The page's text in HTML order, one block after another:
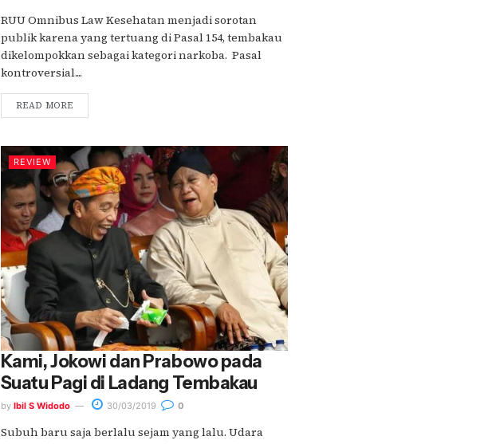
RUU Omnibus Law Kesehatan menjadi sorotan
publik karena yang tertuang di Pasal 154, tembakau
dikelompokkan sebagai kategori narkoba. Pasal
kontroversial....
READ MORE
REVIEW
Kami, Jokowi dan Prabowo pada
Suatu Pagi di Ladang Tembakau
by Ibil S Widodo 30/03/2019 0
Subuh baru saja berlalu sejam yang lalu. Udara